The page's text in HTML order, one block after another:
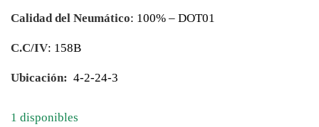
Calidad del Neumático: 100% – DOT01
C.C/IV: 158B
Ubicación: 4-2-24-3
1 disponibles